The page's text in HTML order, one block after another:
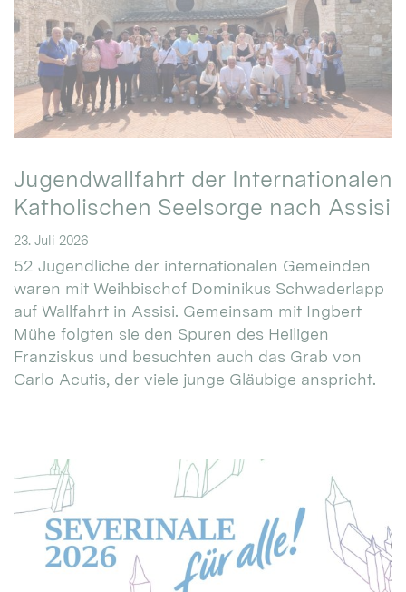
Jugendwallfahrt der Internationalen
Katholischen Seelsorge nach Assisi
23. Juli 2026
52 Jugendliche der internationalen Gemeinden
waren mit Weihbischof Dominikus Schwaderlapp
auf Wallfahrt in Assisi. Gemeinsam mit Ingbert
Mühe folgten sie den Spuren des Heiligen
Franziskus und besuchten auch das Grab von
Carlo Acutis, der viele junge Gläubige anspricht.